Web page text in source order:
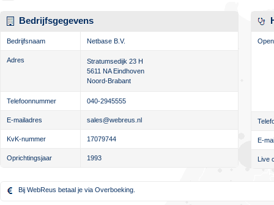
Bedrijfsgegevens
Bedrijfsnaam Netbase B.V.
Adres
Stratumsedijk 23 H
5611 NA Eindhoven
Noord-Brabant
Telefoonnummer 040-2945555
E-mailadres sales@webreus.nl
KvK-nummer 17079744
Oprichtingsjaar 1993
E-
Live
Bij WebReus betaal je via Overboeking.